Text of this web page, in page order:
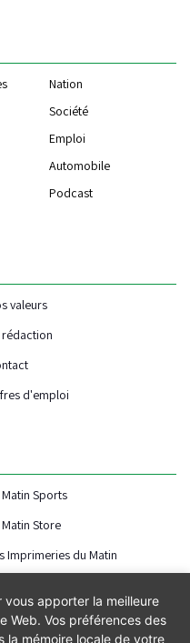
Nation
Société
Emploi
Automobile
Podcast
valeurs
rédaction
d'emploi
Matin Sports
Matin Store
Imprimeries du Matin
apporter la meilleure
Web. Vos préférences des
la mémoire locale de votre